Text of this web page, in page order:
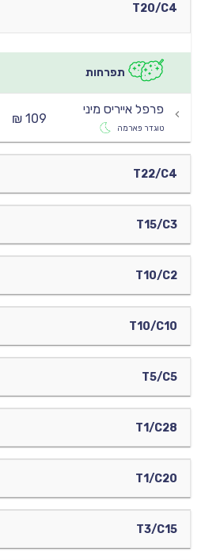
T20/C4
תפרחות
פרפל אייריס מיני
טוגדר פארמה
109 ₪
T22/C4
T15/C3
T10/C2
T10/C10
T5/C5
T1/C28
T1/C20
T3/C15